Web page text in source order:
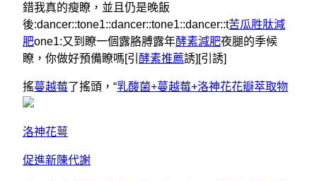
錯我真的瘦瞭，並且仍是晚飯
後:dancer::tone1::dancer::tone1::dancer::t苦瓜胜肽減
肥one1:又到瞭一個露胳膊露年酵素減肥夜腿的季候
瞭，你做好預備瞭嗎[引 酵素推薦誘][引誘]
搖蔓越莓了搖頭，“乳酸菌+蔓越莓+洛神花花瓣萃取物
洛神花萼
促進新陳代謝